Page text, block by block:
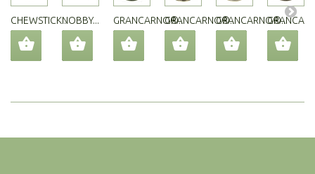
CHEWSTICK...NOBBY... GRANCARNO®...GRANCARNO®...GRANCARNO®...